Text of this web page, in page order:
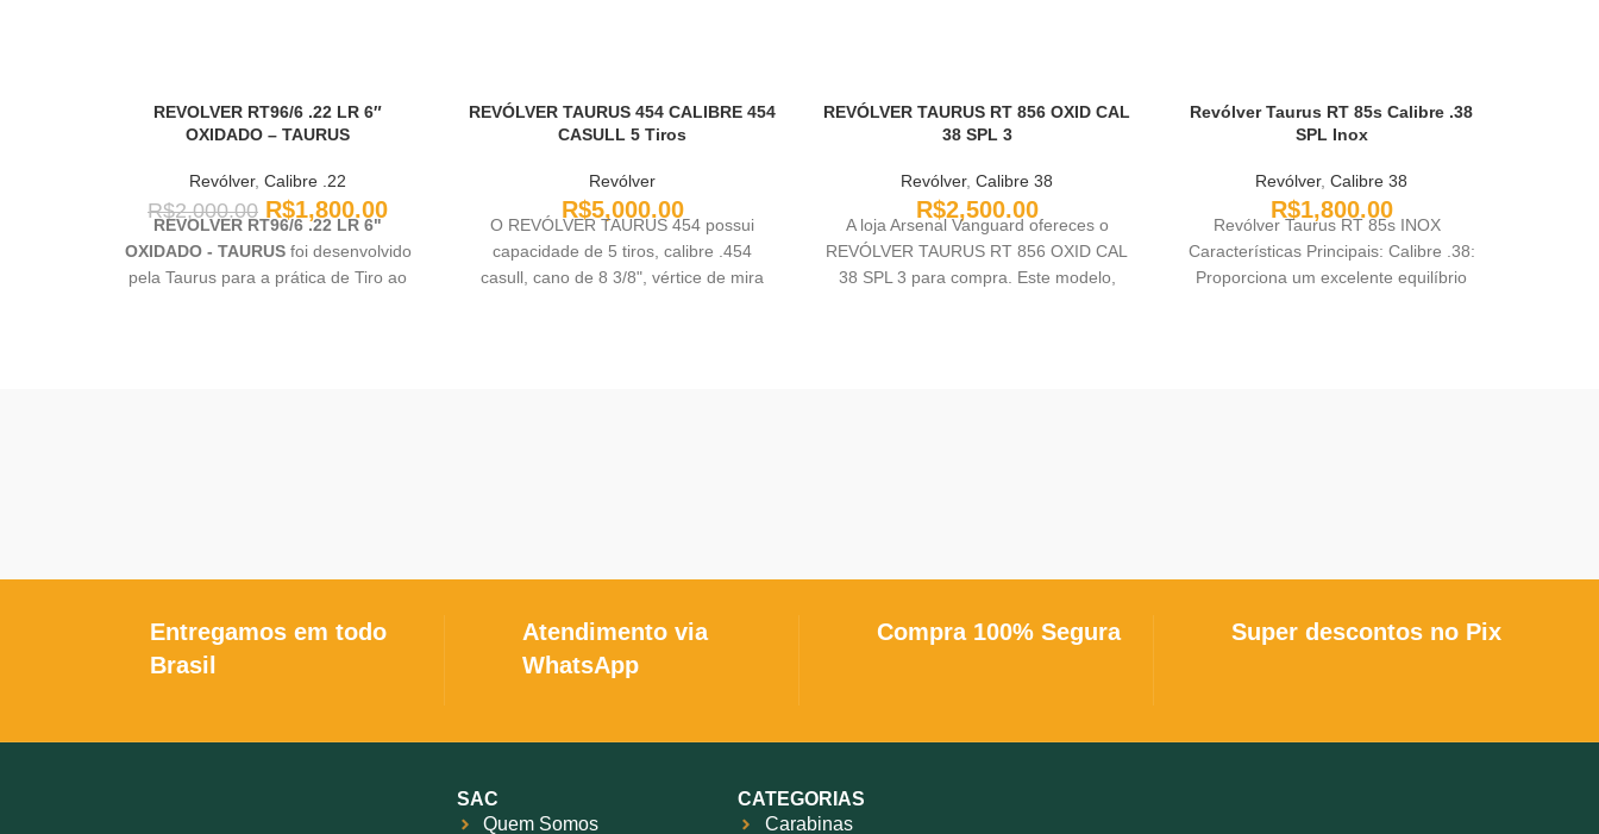
REVOLVER RT96/6 .22 LR 6″
OXIDADO – TAURUS
Revólver, Calibre .22
R$2,000.00 R$1,800.00
REVOLVER RT96/6 .22 LR 6"
OXIDADO - TAURUS foi desenvolvido
pela Taurus para a prática de Tiro ao
REVÓLVER TAURUS 454 CALIBRE 454
CASULL 5 Tiros
Revólver
R$5,000.00
O REVÓLVER TAURUS 454 possui
capacidade de 5 tiros, calibre .454
casull, cano de 8 3/8", vértice de mira
REVÓLVER TAURUS RT 856 OXID CAL
38 SPL 3
Revólver, Calibre 38
R$2,500.00
A loja Arsenal Vanguard ofereces o
REVÓLVER TAURUS RT 856 OXID CAL
38 SPL 3 para compra. Este modelo,
Revólver Taurus RT 85s Calibre .38
SPL Inox
Revólver, Calibre 38
R$1,800.00
Revólver Taurus RT 85s INOX
Características Principais: Calibre .38:
Proporciona um excelente equilíbrio
Entregamos em todo
Brasil
Atendimento via
WhatsApp
Compra 100% Segura Super descontos no Pix
SAC
Quem Somos
CATEGORIAS
Carabinas